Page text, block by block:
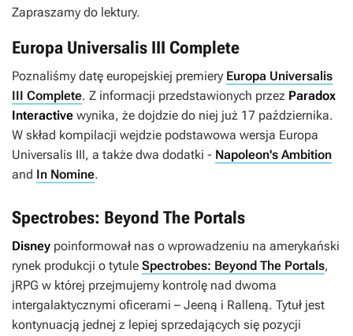
Zapraszamy do lektury.
Europa Universalis III Complete
Poznaliśmy datę europejskiej premiery Europa Universalis
III Complete. Z informacji przedstawionych przez Paradox
Interactive wynika, że dojdzie do niej już 17 października.
W skład kompilacji wejdzie podstawowa wersja Europa
Universalis III, a także dwa dodatki - Napoleon's Ambition
and In Nomine.
Spectrobes: Beyond The Portals
Disney poinformował nas o wprowadzeniu na amerykański
rynek produkcji o tytule Spectrobes: Beyond The Portals,
jRPG w której przejmujemy kontrolę nad dwoma
intergalaktycznymi oficerami – Jeeną i Ralleną. Tytuł jest
kontynuacją jednej z lepiej sprzedających się pozycji